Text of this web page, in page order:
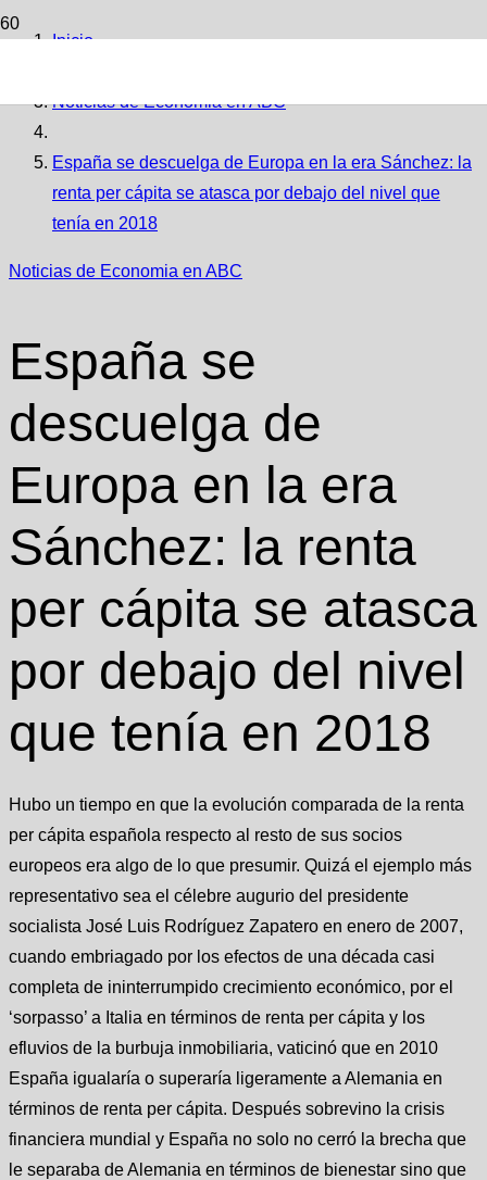
Inicio
Noticias de Economia en ABC
España se descuelga de Europa en la era Sánchez: la
renta per cápita se atasca por debajo del nivel que
tenía en 2018
Noticias de Economia en ABC
España se
descuelga de
Europa en la era
Sánchez: la renta
per cápita se atasca
por debajo del nivel
que tenía en 2018
Hubo un tiempo en que la evolución comparada de la renta
per cápita española respecto al resto de sus socios
europeos era algo de lo que presumir. Quizá el ejemplo más
representativo sea el célebre augurio del presidente
socialista José Luis Rodríguez Zapatero en enero de 2007,
cuando embriagado por los efectos de una década casi
completa de ininterrumpido crecimiento económico, por el
‘sorpasso’ a Italia en términos de renta per cápita y los
efluvios de la burbuja inmobiliaria, vaticinó que en 2010
España igualaría o superaría ligeramente a Alemania en
términos de renta per cápita. Después sobrevino la crisis
financiera mundial y España no solo no cerró la brecha que
le separaba de Alemania en términos de bienestar sino que